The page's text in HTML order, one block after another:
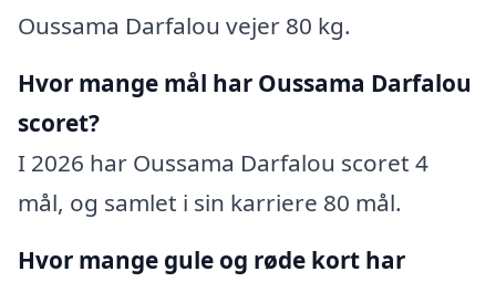
Oussama Darfalou vejer 80 kg.
Hvor mange mål har Oussama Darfalou
scoret?
I 2026 har Oussama Darfalou scoret 4
mål, og samlet i sin karriere 80 mål.
Hvor mange gule og røde kort har